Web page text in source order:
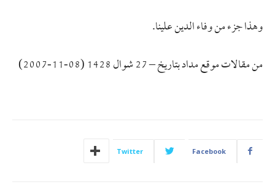
وهذا جزء من وفاء الدين علينا.
من مقالات موقع مداد بتاريخ – 27 شوال 1428 (08-11-2007)
Facebook
Twitter